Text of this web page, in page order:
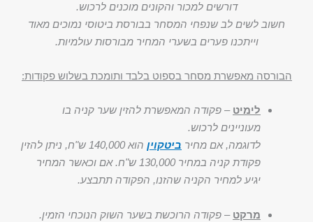
דורשים למכור והקונים מוכנים לרכוש.
חשוב לשים לב שנפחי המסחר בבורסת ביטוסי נמוכים מאוד
וייתכנו פערים בשערי המחיר מבורסות עולמיות.
הבורסה מאפשרת מסחר בספוט בלבד ותומכת בשלוש פקודות:
לימיט – פקודה המאפשרת להזין שער קניה בו
מעוניינים לרכוש.
לדוגמה, אם מחיר ביטקוין
הוא 140,000 ש"ח, ניתן להזין
פקודת קניה במחיר 130,000 ש"ח. אם וכאשר המחיר
יגיע למחיר הקניה שהזנו, הפקודה תתבצע.
מרקט – פקודה הרוכשת בשער השוק הנוכחי הזמין.